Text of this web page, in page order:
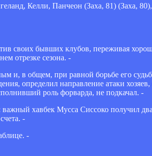
Келли, Панчеон (Заха, 81) (Заха,
своих бывших клубов, переживая
отрезке сезона. -
и, в общем, при равной борьбе его
определил направление атаки
роль форварда, не подкачал. -
хавбек Мусса Сиссоко получил
-
-